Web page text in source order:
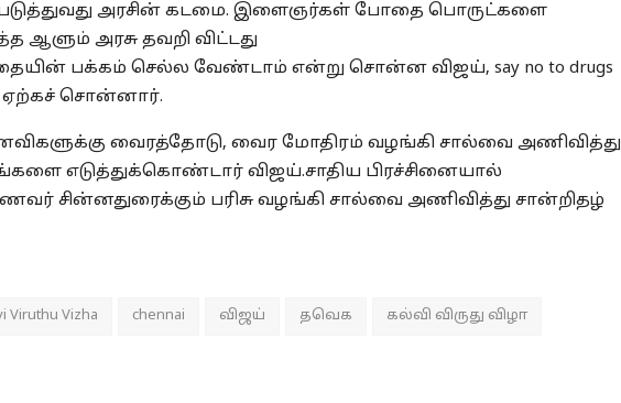
அரசின் கடமை. இளைஞர்கள் போதை பொருட்களை
ஆளும் அரசு தவறி விட்டது
பக்கம் செல்ல வேண்டாம் என்று சொன்ன விஜய், say no to drugs
ஏற்கச் சொன்னார்.
வைரத்தோடு, வைர மோதிரம் வழங்கி சால்வை அணிவித்து
எடுத்துக்கொண்டார் விஜய்.சாதிய பிரச்சினையால்
சின்னதுரைக்கும் பரிசு வழங்கி சால்வை அணிவித்து சான்றிதழ்
Viruthu Vizha chennai விஜய் தவெக கல்வி விருது விழா